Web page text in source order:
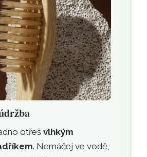
otřešvlhkým
. Nemáčej ve vodě,